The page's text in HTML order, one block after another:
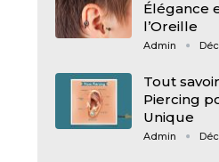
Élégance
l’Oreille
Admin
Tout
Piercing
Unique
Admin